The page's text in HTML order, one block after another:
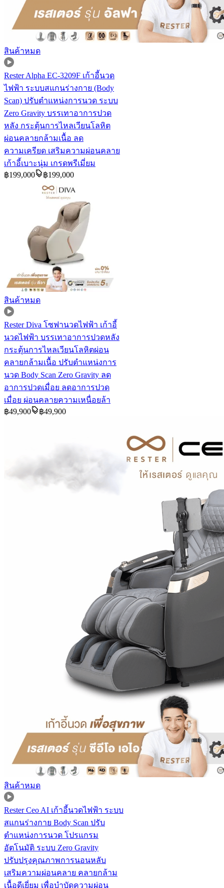
สินค้าหมด
Rester Alpha EC-3209F เก้าอี้นวด
ไฟฟ้า ระบบสแกนร่างกาย (Body
Scan) ปรับตำแหน่งการนวด ระบบ
Zero Gravity บรรเทาอาการปวด
หลัง กระตุ้นการไหลเวียนโลหิต
ผ่อนคลายกล้ามเนื้อ ลด
ความเครียด เสริมความผ่อนคลาย
เก้าอี้เบาะนุ่ม เกรดพรีเมี่ยม
฿199,000 ฿199,000
สินค้าหมด
Rester Diva โซฟานวดไฟฟ้า เก้าอี้
นวดไฟฟ้า บรรเทาอาการปวดหลัง
กระตุ้นการไหลเวียนโลหิตผ่อน
คลายกล้ามเนื้อ ปรับตำแหน่งการ
นวด Body Scan Zero Gravity ลด
อาการปวดเมื่อย ลดอาการปวด
เมื่อย ผ่อนคลายความเหนื่อยล้า
฿49,900 ฿49,900
สินค้าหมด
Rester Ceo AI เก้าอี้นวดไฟฟ้า ระบบ
สแกนร่างกาย Body Scan ปรับ
ตำแหน่งการนวด โปรแกรม
อัตโนมัติ ระบบ Zero Gravity
ปรับปรุงคุณภาพการนอนหลับ
เสริมความผ่อนคลาย คลายกล้าม
เนื้อดีเยี่ยม เพื่อบำบัดความผ่อน